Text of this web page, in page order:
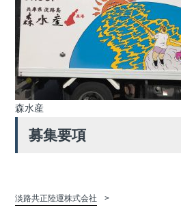
森水産
募集要項
淡路共正陸運株式会社